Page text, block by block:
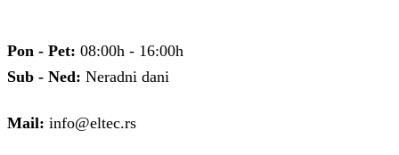
Pon - Pet: 08:00h - 16:00h
Sub - Ned: Neradni dani
Mail: info@eltec.rs